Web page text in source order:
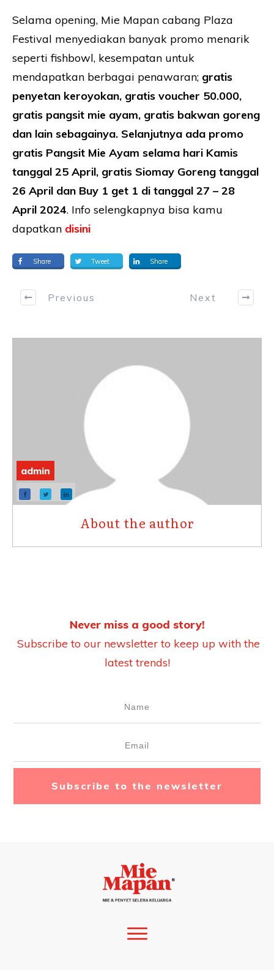
Selama opening, Mie Mapan cabang Plaza
Festival menyediakan banyak promo menarik
seperti fishbowl, kesempatan untuk
mendapatkan berbagai penawaran; gratis
penyetan keroyokan, gratis voucher 50.000,
gratis pangsit mie ayam, gratis bakwan goreng
dan lain sebagainya. Selanjutnya ada promo
gratis Pangsit Mie Ayam selama hari Kamis
tanggal 25 April, gratis Siomay Goreng tanggal
26 April dan Buy 1 get 1 di tanggal 27 – 28
April 2024. Info selengkapnya bisa kamu
dapatkan disini
Share Tweet Share
Previous Next
admin
About the author
Never miss a good story!
Subscribe to our newsletter to keep up with the
latest trends!
Subscribe to the newsletter